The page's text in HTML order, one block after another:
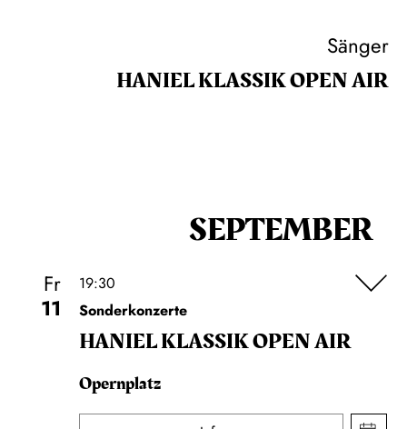
Sänger
HANIEL KLASSIK OPEN AIR
SEPTEMBER
Fr
11
19:30
Sonderkonzerte
HANIEL KLASSIK OPEN AIR
Opernplatz